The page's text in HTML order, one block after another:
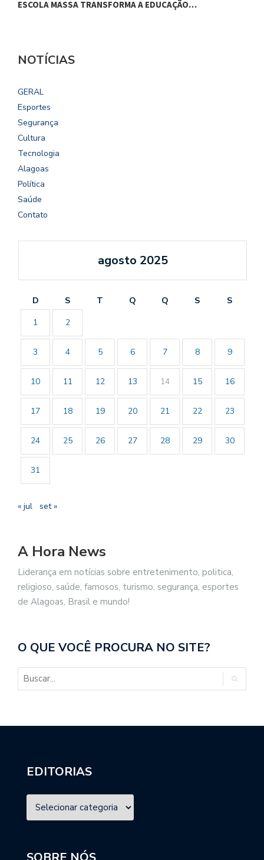
ESCOLA MASSA TRANSFORMA A EDUCAÇÃO…
NOTÍCIAS
GERAL
Esportes
Segurança
Cultura
Tecnologia
Alagoas
Política
Saúde
Contato
agosto 2025
D S T Q Q S
S
1
2
3 4 5 6 7 8 9
10 11 12 13 14 15 16
17 18 19 20 21 22 23
24 25 26 27 28 29 30
31
« jul set »
A Hora News
Liderança em notícias sobre entretenimento, politica,
religioso, saúde, famosos, turismo, segurança, esportes
de Alagoas, Brasil e mundo!
O QUE VOCÊ PROCURA NO SITE?
EDITORIAS